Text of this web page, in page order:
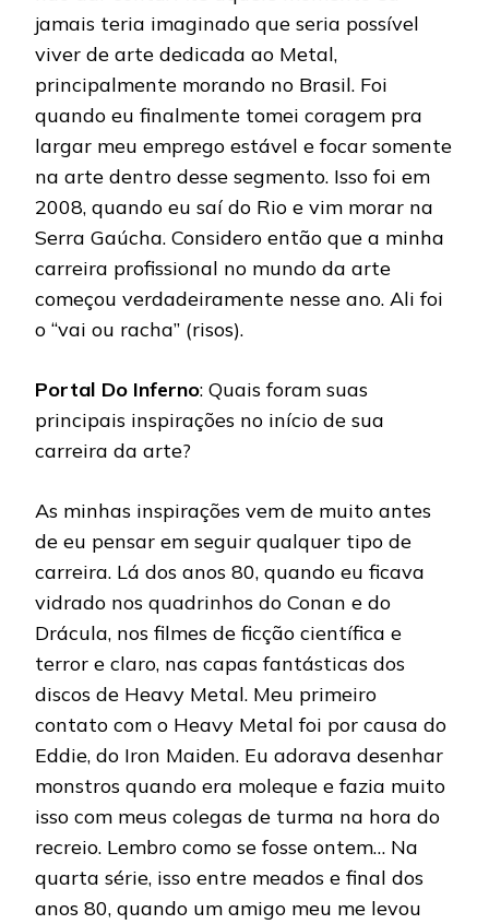
jamais teria imaginado que seria possível
viver de arte dedicada ao Metal,
principalmente morando no Brasil. Foi
quando eu finalmente tomei coragem pra
largar meu emprego estável e focar somente
na arte dentro desse segmento. Isso foi em
2008, quando eu saí do Rio e vim morar na
Serra Gaúcha. Considero então que a minha
carreira profissional no mundo da arte
começou verdadeiramente nesse ano. Ali foi
o “vai ou racha” (risos).
Portal Do Inferno: Quais foram suas
principais inspirações no início de sua
carreira da arte?
As minhas inspirações vem de muito antes
de eu pensar em seguir qualquer tipo de
carreira. Lá dos anos 80, quando eu ficava
vidrado nos quadrinhos do Conan e do
Drácula, nos filmes de ficção científica e
terror e claro, nas capas fantásticas dos
discos de Heavy Metal. Meu primeiro
contato com o Heavy Metal foi por causa do
Eddie, do Iron Maiden. Eu adorava desenhar
monstros quando era moleque e fazia muito
isso com meus colegas de turma na hora do
recreio. Lembro como se fosse ontem… Na
quarta série, isso entre meados e final dos
anos 80, quando um amigo meu me levou